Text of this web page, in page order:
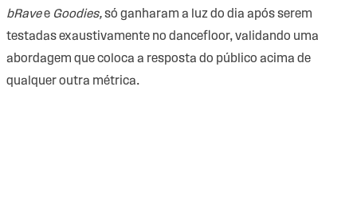
bRavee Goodies,só ganharam a luz do dia após serem
testadas exaustivamente no dancefloor, validando uma
abordagem que coloca a resposta do público acima de
qualquer outra métrica.